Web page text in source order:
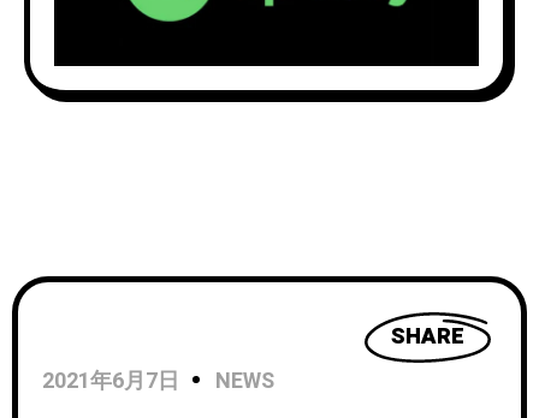
SHARE
2021年6月7日
NEWS